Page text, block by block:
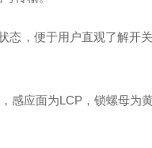
态，便于用户直观了解开
感应面为LCP，锁螺母为